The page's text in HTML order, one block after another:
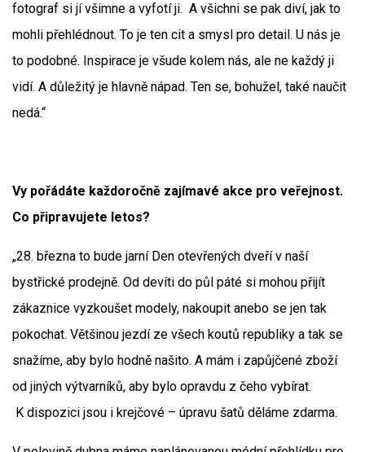
fotograf si jí všimne a vyfotí ji. A všichni se pak diví, jak to
mohli přehlédnout. To je ten cit a smysl pro detail. U nás je
to podobné. Inspirace je všude kolem nás, ale ne každý ji
vidí. A důležitý je hlavně nápad. Ten se, bohužel, také naučit
nedá.“
Vy pořádáte každoročně zajímavé akce pro veřejnost.
Co připravujete letos?
„28. března to bude jarní Den otevřených dveří v naší
bystřické prodejně. Od devíti do půl páté si mohou přijít
zákaznice vyzkoušet modely, nakoupit anebo se jen tak
pokochat. Většinou jezdí ze všech koutů republiky a tak se
snažíme, aby bylo hodně našito. A mám i zapůjčené zboží
od jiných výtvarníků, aby bylo opravdu z čeho vybírat.
K dispozici jsou i krejčové – úpravu šatů děláme zdarma.